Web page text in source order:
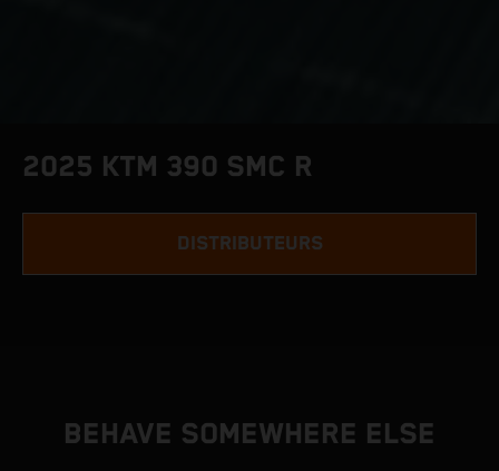
2025 KTM 390 SMC R
DISTRIBUTEURS
BEHAVE SOMEWHERE ELSE